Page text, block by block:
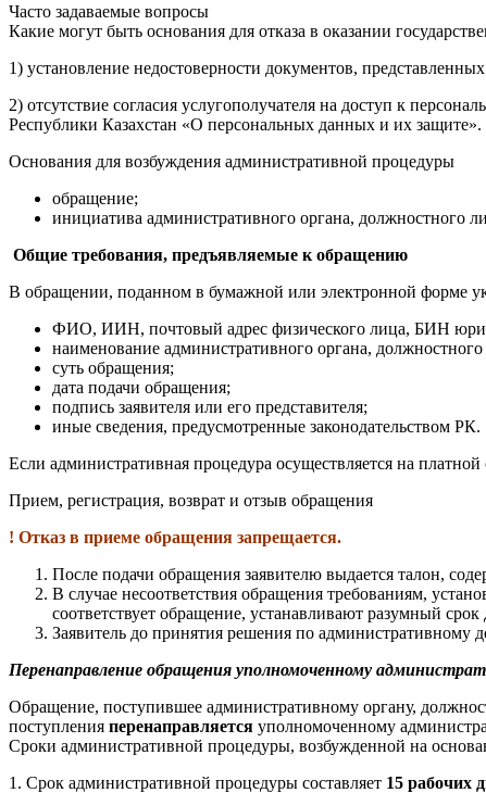
Часто задаваемые вопросы
Какие могут быть основания для отказа в оказании
1) установление недостоверности документов,
2) отсутствие согласия услугополучателя на доступ к
Республики Казахстан «О персональных данных и их защите».
Основания для возбуждения административной процедуры
обращение;
инициатива административного органа, должностного
Общие требования, предъявляемые к обращению
В обращении, поданном в бумажной или электронной форме
ФИО, ИИН, почтовый адрес физического лица, БИН
наименование административного органа,
суть обращения;
дата подачи обращения;
подпись заявителя или его представителя;
иные сведения, предусмотренные законодательством РК.
Если административная процедура осуществляется на
Прием, регистрация, возврат и отзыв обращения
! Отказ в приеме обращения запрещается.
После подачи обращения заявителю выдается талон,
В случае несоответствия обращения требованиям,
соответствует обращение, устанавливают разумный
Заявитель до принятия решения по административному
Перенаправление обращения уполномоченному
Обращение, поступившее административному органу,
поступления перенаправляется уполномоченному
Сроки административной процедуры, возбужденной на
1. Срок административной процедуры составляет 15 рабочих